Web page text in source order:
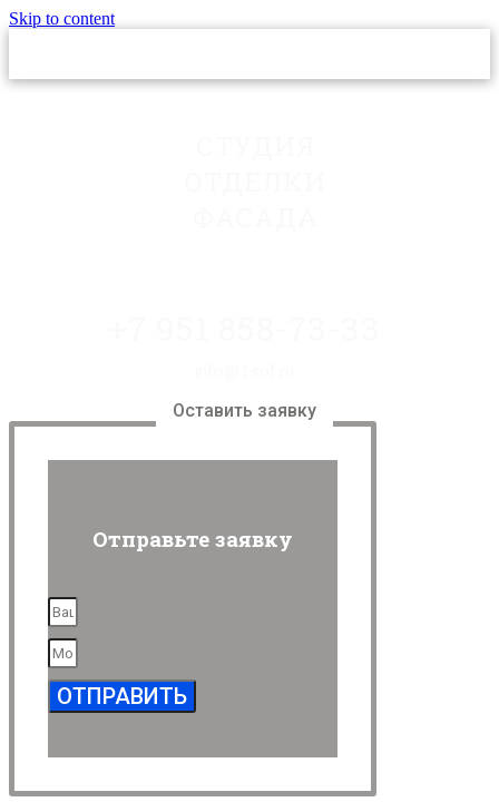
Skip to content
Оставить заявку
Отправьте заявку
ОТПРАВИТЬ